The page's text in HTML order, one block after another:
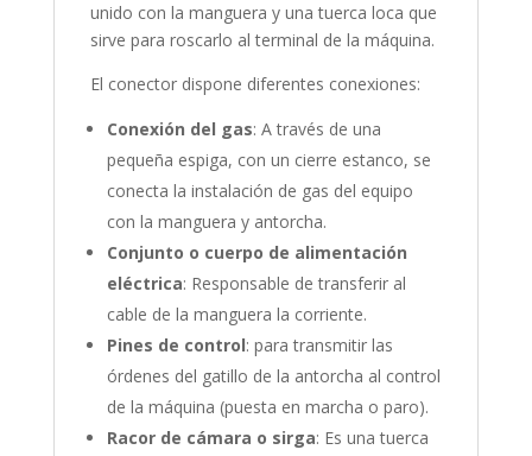
unido con la manguera y una tuerca loca que
sirve para roscarlo al terminal de la máquina.
El conector dispone diferentes conexiones:
Conexión del gas: A través de una
pequeña espiga, con un cierre estanco, se
conecta la instalación de gas del equipo
con la manguera y antorcha.
Conjunto o cuerpo de alimentación
eléctrica: Responsable de transferir al
cable de la manguera la corriente.
Pines de control: para transmitir las
órdenes del gatillo de la antorcha al control
de la máquina (puesta en marcha o paro).
Racor de cámara o sirga: Es una tuerca